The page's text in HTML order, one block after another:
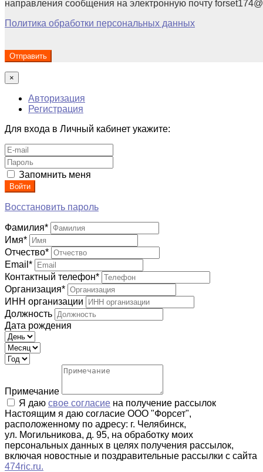
направления сообщения на электронную почту
Политика обработки персональных данных
×
Авторизация
Регистрация
Для входа в Личный кабинет укажите:
Запомнить меня
Войти
Восстановить пароль
Фамилия*
Имя*
Отчество*
Email *
Контактный телефон*
Организация*
ИНН организации
Должность
Дата рождения
Примечание
Я даю свое согласие на получение рассылок
Настоящим я даю согласие ООО "Форсет",
расположенному по адресу: г. Челябинск,
ул. Могильникова, д. 95, на обработку моих
персональных данных в целях получения рассылок,
включая новостные и поздравительные рассылки с сайта
474ric.ru.